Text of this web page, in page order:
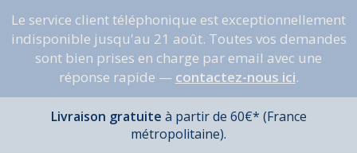
Le service client téléphonique est exceptionnellement
indisponible jusqu'au 21 août. Toutes vos demandes
sont bien prises en charge par email avec une
réponse rapide — contactez-nous ici.
Livraison gratuite à partir de 60€* (France
métropolitaine).